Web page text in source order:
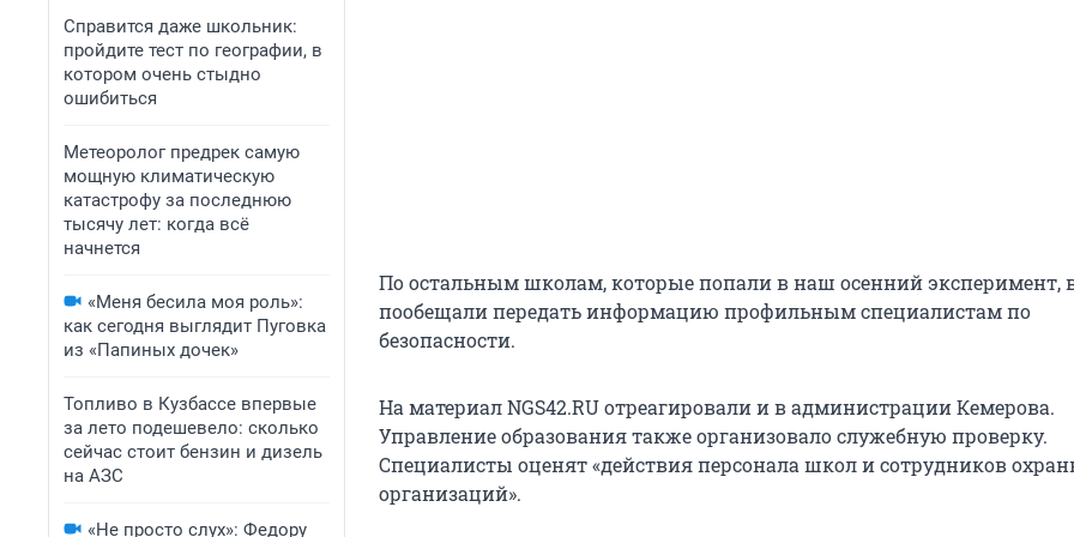
Справится даже школьник:
пройдите тест по географии, в
котором очень стыдно
ошибиться
Метеоролог предрек самую
мощную климатическую
катастрофу за последнюю
тысячу лет: когда всё
начнется
«Меня бесила моя роль»:
как сегодня выглядит Пуговка
из «Папиных дочек»
Топливо в Кузбассе впервые
за лето подешевело: сколько
сейчас стоит бензин и дизель
на АЗС
«Не просто слух»: Федору
По остальным школам, которые попали в наш осенний эксперимент,
пообещали передать информацию профильным специалистам по
безопасности.
На материал NGS42.RU отреагировали и в администрации Кемерова.
Управление образования также организовало служебную проверку.
Специалисты оценят «действия персонала школ и сотрудников
организаций».